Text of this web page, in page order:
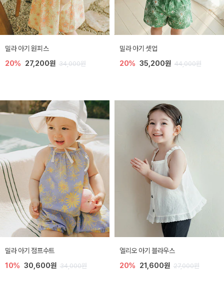
밀라 아기 원피스
20% 27,200원 34,000원
밀라 아기 셋업
20% 35,200원 44,000원
밀라 아기 점프수트
10% 30,600원 34,000원
엘리오 아기 블라우스
20% 21,600원 27,000원